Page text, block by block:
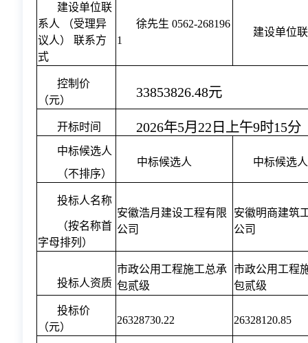
建设单位联
系人 （受理异
议人） 联系方
式
徐先生 0562-268196
1
建设单位
控制价
（元）
33853826.48元
开标时间 2026年5月22日上午9时15分
中标候选人
（不排序）
中标候选人 中标候选人
投标人名称
（按名称首
字母排列）
安徽浩月建设工程有限
公司
安徽明商建筑
公司
投标人资质
市政公用工程施工总承
包贰级
市政公用工程
包贰级
投标价
（元）
26328730.22 26328120.85